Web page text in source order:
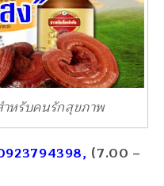
ำหรับคนรักสุขภาพ
(7.00 –